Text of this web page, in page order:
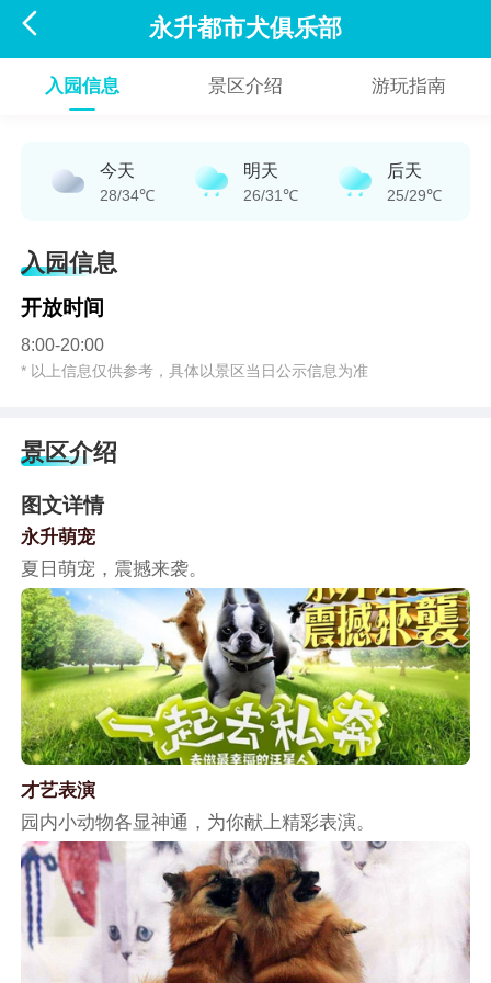
 永升都市犬俱乐部
入园信息 景区介绍 游玩指南
今天
28/34℃
明天
26/31℃
后天
25/29℃
入园信息
开放时间
8:00-20:00
* 以上信息仅供参考，具体以景区当日公示信息为准
景区介绍
图文详情
永升萌宠
夏日萌宠，震撼来袭。
才艺表演
园内小动物各显神通，为你献上精彩表演。